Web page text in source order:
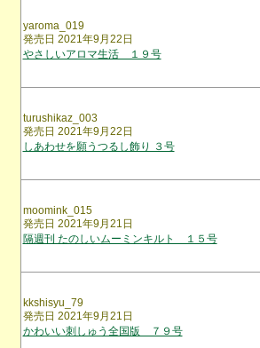
yaroma_019
発売日 2021年9月22日
やさしいアロマ生活 １９号
turushikaz_003
発売日 2021年9月22日
しあわせを願うつるし飾り ３号
moomink_015
発売日 2021年9月21日
隔週刊 たのしいムーミンキルト １５号
kkshisyu_79
発売日 2021年9月21日
かわいい刺しゅう全国版 ７９号